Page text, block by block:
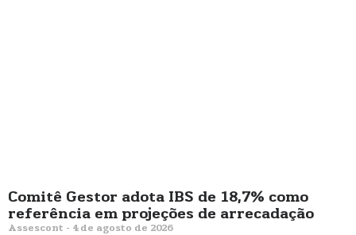
Comitê Gestor adota IBS de 18,7% como
referência em projeções de arrecadação
Assescont 4 de agosto de 2026